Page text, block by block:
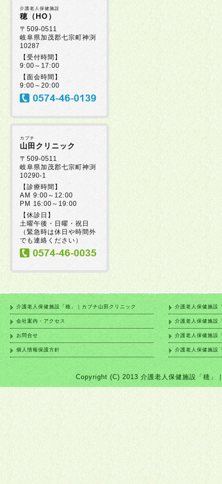
介護老人保健施設
穂（HO）
〒509-0511
岐阜県加茂郡七宗町神渕
10287
【受付時間】
9:00～17:00
【面会時間】
9:00～20:00
カブチ
山田クリニック
〒509-0511
岐阜県加茂郡七宗町神渕
10290-1
【診療時間】
AM 9:00～12:00
PM 16:00～19:00
【休診日】
土曜午後・日曜・祝日
（緊急時は休日や時間外
でも連絡ください）
介護老人保健施設「穂」｜カブチ山田クリニック
会社案内・アクセス
お問合せ
個人情報保護方針
介護老人保健施設
介護老人保健施設
介護老人保健施設
介護老人保健施設
Copyright (C) 2013 介護老人保健施設「穂